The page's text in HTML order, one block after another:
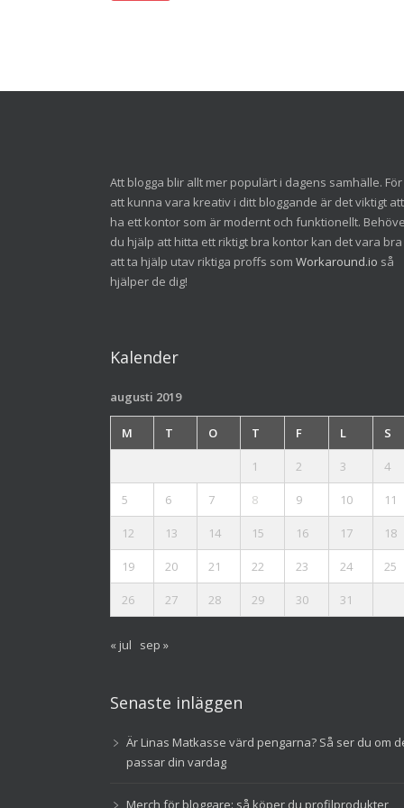
Att blogga blir allt mer populärt i dagens samhälle. För
att kunna vara kreativ i ditt bloggande är det viktigt att
ha ett kontor som är modernt och funktionellt.
du hjälp att hitta ett riktigt bra kontor kan det vara bra
att ta hjälp utav riktiga proffs som Workaround.io så
hjälper de dig!
Kalender
augusti 2019
M T O T F L S
1 2 3 4
5 6 7 8 9 10 11
12 13 14 15 16 17 18
19 20 21 22 23 24 25
26 27 28 29 30 31
« jul sep »
Senaste inläggen
Är Linas Matkasse värd pengarna? Så ser du om
passar din vardag